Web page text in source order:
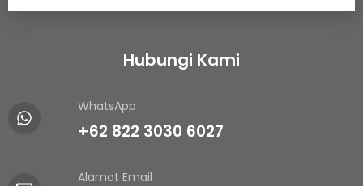
Hubungi Kami
WhatsApp
+62 822 3030 6027
Alamat Email